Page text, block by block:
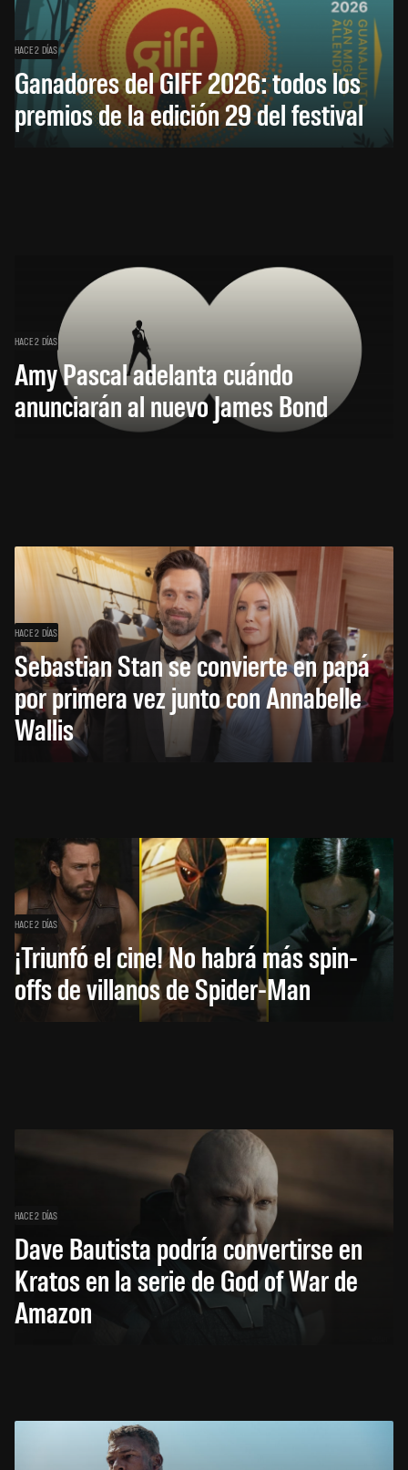
HACE 2 DÍAS
Ganadores del GIFF 2026: todos los
premios de la edición 29 del festival
HACE 2 DÍAS
Amy Pascal adelanta cuándo
anunciarán al nuevo James Bond
HACE 2 DÍAS
Sebastian Stan se convierte en papá
por primera vez junto con Annabelle
Wallis
HACE 2 DÍAS
¡Triunfó el cine! No habrá más spin-
offs de villanos de Spider-Man
HACE 2 DÍAS
Dave Bautista podría convertirse en
Kratos en la serie de God of War de
Amazon